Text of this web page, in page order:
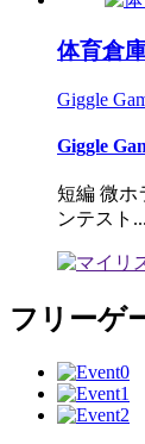
体育倉
Giggle
Giggle
短編 微
ンテスト...
フリーゲ